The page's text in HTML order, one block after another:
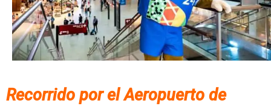
Recorrido por el Aeropuerto de